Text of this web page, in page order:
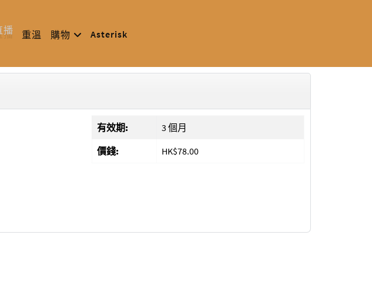
播 重溫 購物 Asterisk
有效期:
3 個月
價錢:
HK$78.00